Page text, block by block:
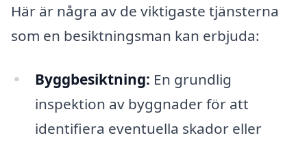
Här är några av de viktigaste tjänsterna
som en besiktningsman kan erbjuda:
Byggbesiktning: En grundlig
inspektion av byggnader för att
identifiera eventuella skador eller